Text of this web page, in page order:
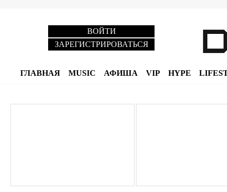
ВОЙТИ
ЗАРЕГИСТРИРОВАТЬСЯ
ГЛАВНАЯ MUSIC АФИША VIP HYPE